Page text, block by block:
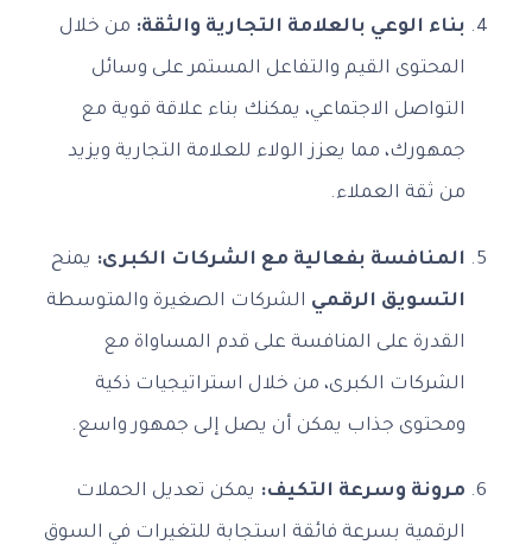
بناء الوعي بالعلامة التجارية والثقة: من خلال
المحتوى القيم والتفاعل المستمر على وسائل
التواصل الاجتماعي، يمكنك بناء علاقة قوية مع
جمهورك، مما يعزز الولاء للعلامة التجارية ويزيد
من ثقة العملاء.
المنافسة بفعالية مع الشركات الكبرى: يمنح
التسويق الرقمي الشركات الصغيرة والمتوسطة
القدرة على المنافسة على قدم المساواة مع
الشركات الكبرى، من خلال استراتيجيات ذكية
ومحتوى جذاب يمكن أن يصل إلى جمهور واسع.
مرونة وسرعة التكيف: يمكن تعديل الحملات
الرقمية بسرعة فائقة استجابة للتغيرات في السوق